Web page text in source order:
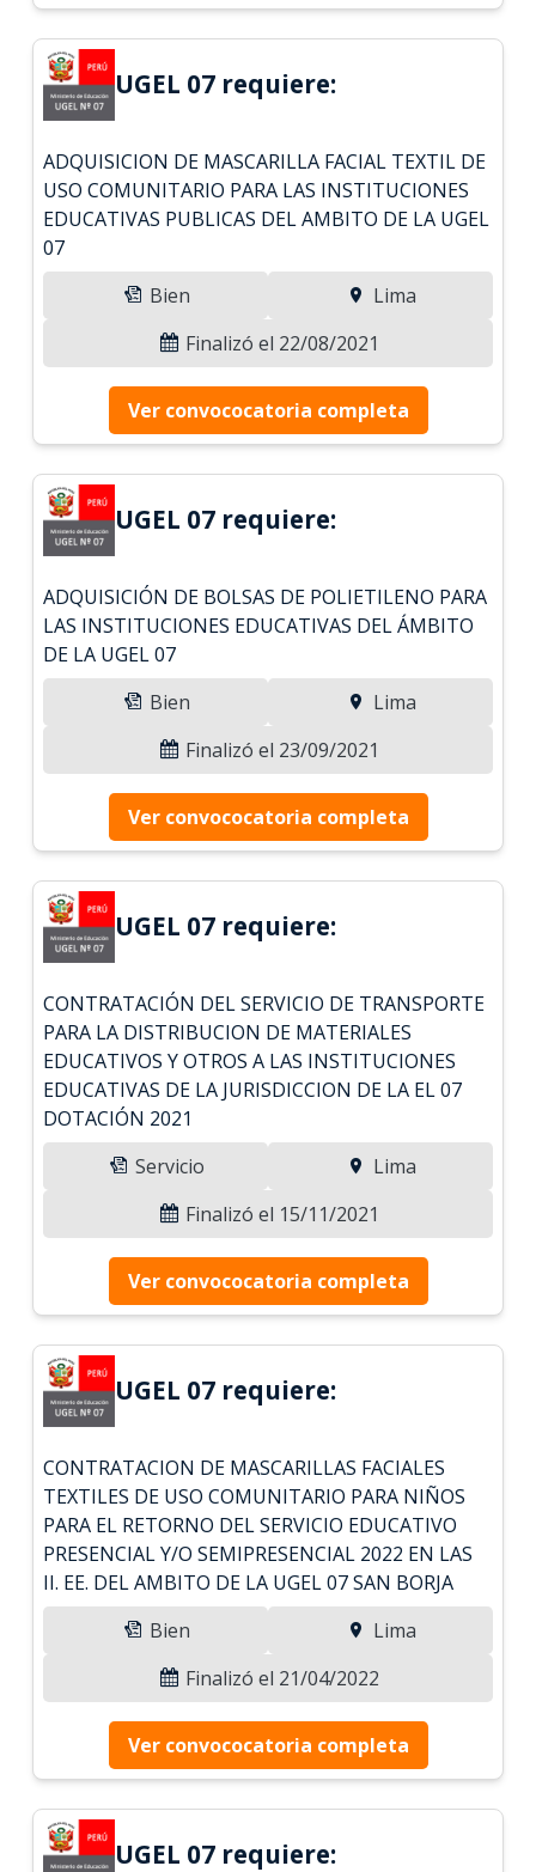
UGEL 07 requiere:
ADQUISICION DE MASCARILLA FACIAL TEXTIL DE
USO COMUNITARIO PARA LAS INSTITUCIONES
EDUCATIVAS PUBLICAS DEL AMBITO DE LA UGEL
07
Bien
Lima
Finalizó el 22/08/2021
Ver convococatoria completa
UGEL 07 requiere:
ADQUISICIÓN DE BOLSAS DE POLIETILENO PARA
LAS INSTITUCIONES EDUCATIVAS DEL ÁMBITO
DE LA UGEL 07
Bien
Lima
Finalizó el 23/09/2021
Ver convococatoria completa
UGEL 07 requiere:
CONTRATACIÓN DEL SERVICIO DE TRANSPORTE
PARA LA DISTRIBUCION DE MATERIALES
EDUCATIVOS Y OTROS A LAS INSTITUCIONES
EDUCATIVAS DE LA JURISDICCION DE LA EL 07
DOTACIÓN 2021
Servicio
Lima
Finalizó el 15/11/2021
Ver convococatoria completa
UGEL 07 requiere:
CONTRATACION DE MASCARILLAS FACIALES
TEXTILES DE USO COMUNITARIO PARA NIÑOS
PARA EL RETORNO DEL SERVICIO EDUCATIVO
PRESENCIAL Y/O SEMIPRESENCIAL 2022 EN LAS
II. EE. DEL AMBITO DE LA UGEL 07 SAN BORJA
Bien
Lima
Finalizó el 21/04/2022
Ver convococatoria completa
UGEL 07 requiere: